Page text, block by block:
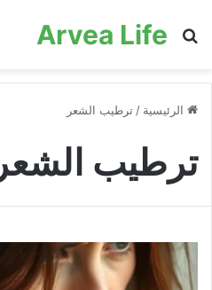
Arvea Life
بحث عن
الرئيسية / ترطيب الشعر
ترطيب الشعر